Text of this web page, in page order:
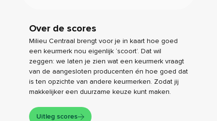
Over de scores
Milieu Centraal brengt voor je in kaart hoe goed
een keurmerk nou eigenlijk ‘scoort’. Dat wil
zeggen: we laten je zien wat een keurmerk vraagt
van de aangesloten producenten én hoe goed dat
is ten opzichte van andere keurmerken. Zodat jij
makkelijker een duurzame keuze kunt maken.
Uitleg scores